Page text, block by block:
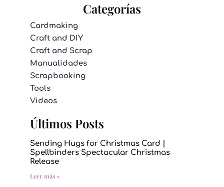
Categorías
Cardmaking
Craft and DIY
Craft and Scrap
Manualidades
Scrapbooking
Tools
Videos
Últimos Posts
Sending Hugs for Christmas Card |
Spellbinders Spectacular Christmas
Release
Leer más »